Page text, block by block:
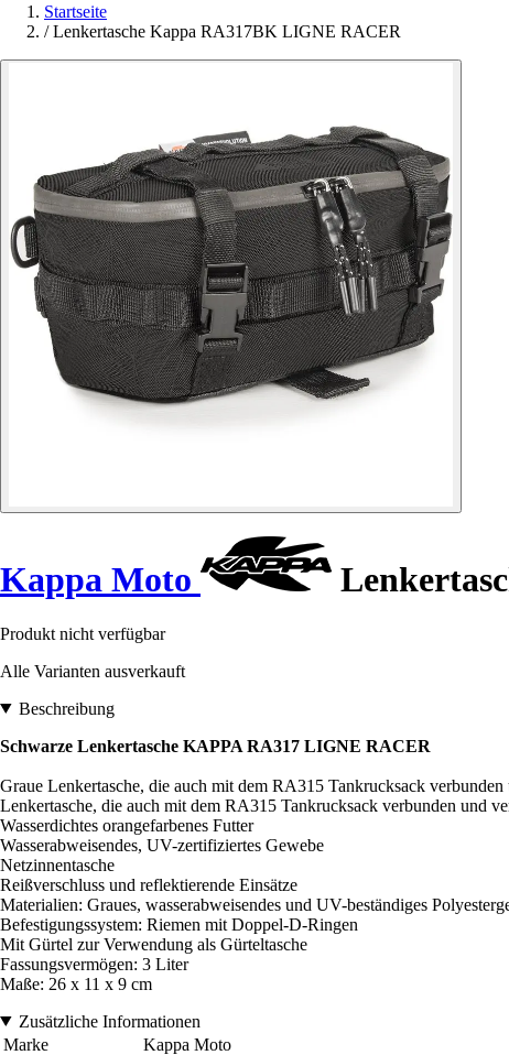
Startseite
/ Lenkertasche Kappa RA317BK LIGNE RACER
Kappa Moto
Produkt nicht verfügbar
Alle Varianten ausverkauft
Beschreibung
Schwarze Lenkertasche KAPPA RA317 LIGNE RACER
Graue Lenkertasche, die auch mit dem RA315 Tankrucksack
Lenkertasche, die auch mit dem RA315 Tankrucksack verbunden und
Wasserdichtes orangefarbenes Futter
Wasserabweisendes, UV-zertifiziertes Gewebe
Netzinnentasche
Reißverschluss und reflektierende Einsätze
Materialien: Graues, wasserabweisendes und UV-beständiges
Befestigungssystem: Riemen mit Doppel-D-Ringen
Mit Gürtel zur Verwendung als Gürteltasche
Fassungsvermögen: 3 Liter
Maße: 26 x 11 x 9 cm
Zusätzliche Informationen
Marke
Kappa Moto